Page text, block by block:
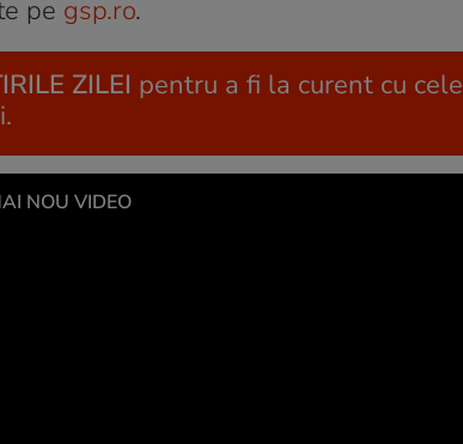
pe gsp.ro.
ZILEI pentru a fi la curent cu cele
NOU VIDEO